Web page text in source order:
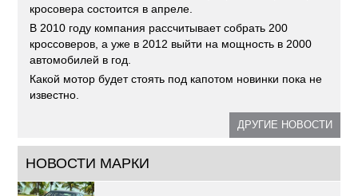
кросовера состоится в апреле.
В 2010 году компания рассчитывает собрать 200
кроссоверов, а уже в 2012 выйти на мощность в 2000
автомобилей в год.
Какой мотор будет стоять под капотом новинки пока не
известно.
ДРУГИЕ НОВОСТИ
НОВОСТИ МАРКИ